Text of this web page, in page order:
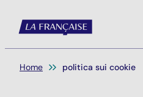
Sei qui:
Home politica sui cookie